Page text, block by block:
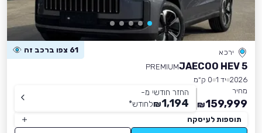
ירכא 61 צפו ברכב זה
JAECOO HEV 5
PREMIUM
2026 יד 1
0 ק״מ
מחיר
159,999
₪
החזר חודשי מ-
1,194
₪לחודש*
תוספות לעיסקה